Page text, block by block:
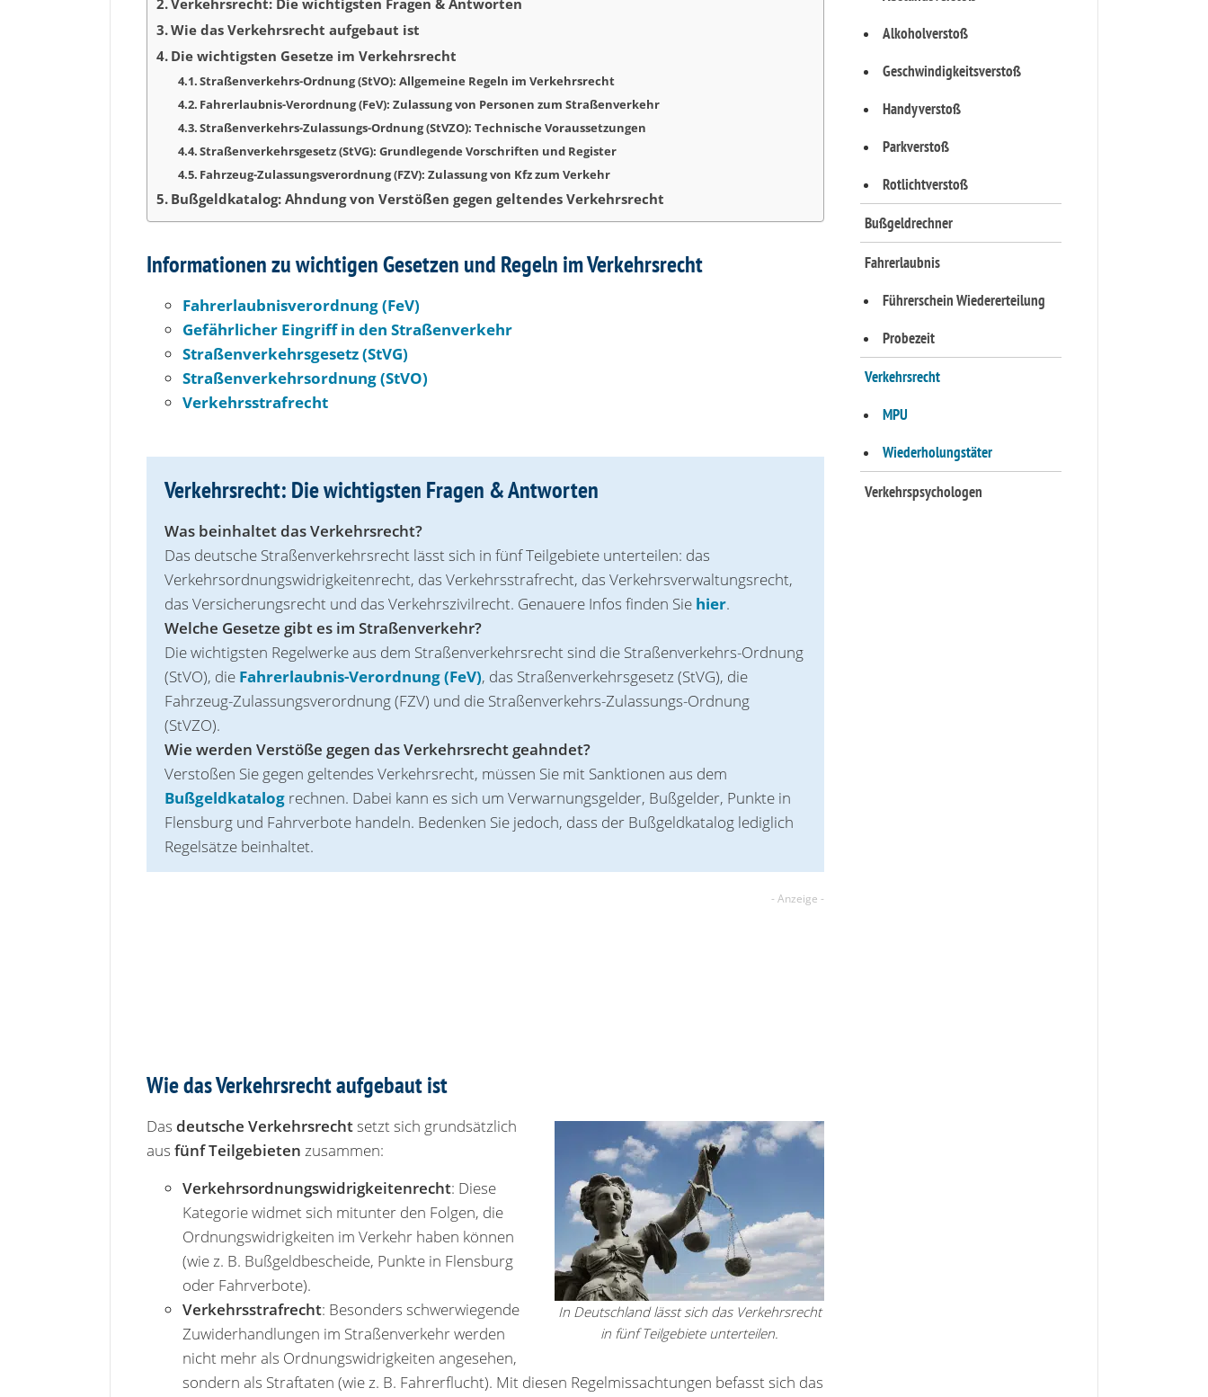
Alkoholverstoß
Geschwindigkeitsverstoß
Handyverstoß
Parkverstoß
Rotlichtverstoß
Bußgeldrechner
Fahrerlaubnis
Führerschein Wiedererteilung
Probezeit
Verkehrsrecht
MPU
Wiederholungstäter
Verkehrspsychologen
Wie das Verkehrsrecht aufgebaut ist
Die wichtigsten Gesetze im Verkehrsrecht
Straßenverkehrs-Ordnung (StVO): Allgemeine Regeln im Verkehrsrecht
Fahrerlaubnis-Verordnung (FeV): Zulassung von Personen zum Straßenverkehr
Straßenverkehrs-Zulassungs-Ordnung (StVZO): Technische Voraussetzungen
Straßenverkehrsgesetz (StVG): Grundlegende Vorschriften und Register
Fahrzeug-Zulassungsverordnung (FZV): Zulassung von Kfz zum Verkehr
Bußgeldkatalog: Ahndung von Verstößen gegen geltendes Verkehrsrecht
Informationen zu wichtigen Gesetzen und Regeln im Verkehrsrecht
Fahrerlaubnisverordnung (FeV)
Gefährlicher Eingriff in den Straßenverkehr
Straßenverkehrsgesetz (StVG)
Straßenverkehrsordnung (StVO)
Verkehrsstrafrecht
Verkehrsrecht: Die wichtigsten Fragen & Antworten
Was beinhaltet das Verkehrsrecht?
Das deutsche Straßenverkehrsrecht lässt sich in fünf Teilgebiete unterteilen: das
Verkehrsordnungswidrigkeitenrecht, das Verkehrsstrafrecht, das Verkehrs­verwaltungs­recht,
das Versicherungsrecht und das Verkehrszivilrecht. Genauere Infos finden Sie hier.
Welche Gesetze gibt es im Straßenverkehr?
Die wichtigsten Regelwerke aus dem Straßenverkehrsrecht sind die Straßenverkehrs-Ordnung
(StVO), die Fahre‌rlaubnis-Verordnung (FeV), das Straßenverkehrsgesetz (StVG), die
Fahrzeug-Zulassungsverordnung (FZV) und die Straßenverkehrs-Zulassungs-Ordnung
(StVZO).
Wie werden Verstöße gegen das Verkehrsrecht geahndet?
Verstoßen Sie gegen geltendes Verkehrsrecht, müssen Sie mit Sanktionen aus dem
Bußgeldkatalog rechnen. Dabei kann es sich um Verwarnungsgelder, Bußgelder, Punkte in
Flensburg und Fahrverbote handeln. Bedenken Sie jedoch, dass der Bußg‌eldkatalog lediglich
Regelsätze beinhaltet.
Wie das Verkehrsrecht aufgebaut ist
In Deutschland lässt sich das Verkehrsrecht
in fünf Teilgebiete unterteilen.
Das deutsche Verkehrsrechtsetzt sich grundsätzlich
aus fünf Teilgebieten zusammen:
Verkehrsordnungswidrigkeitenrecht: Diese
Kategorie widmet sich mitunter den Folgen, die
Ordnungswidrigkeiten im Verkehr haben können
(wie z. B. Bußgeldbescheide, Punkte in Flensburg
oder Fahrverbote).
Verkehrsstrafrecht: Besonders schwerwiegende
Zuwiderhandlungen im Straßenverkehr werden
nicht mehr als Ordnungswidrigkeiten angesehen,
sondern als Straftaten (wie z. B. Fahrerflucht). Mit diesen Regelmissachtungen befasst sich das